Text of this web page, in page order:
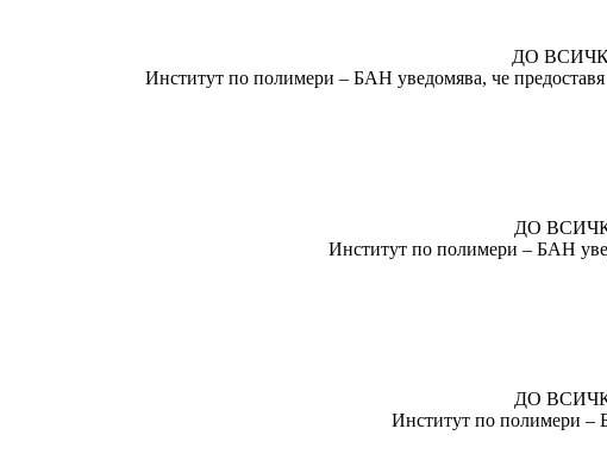
ДО
Институт по полимери – БАН уведомява, че
ДО
Институт по полимери – БАН
ДО
Институт по полимери –